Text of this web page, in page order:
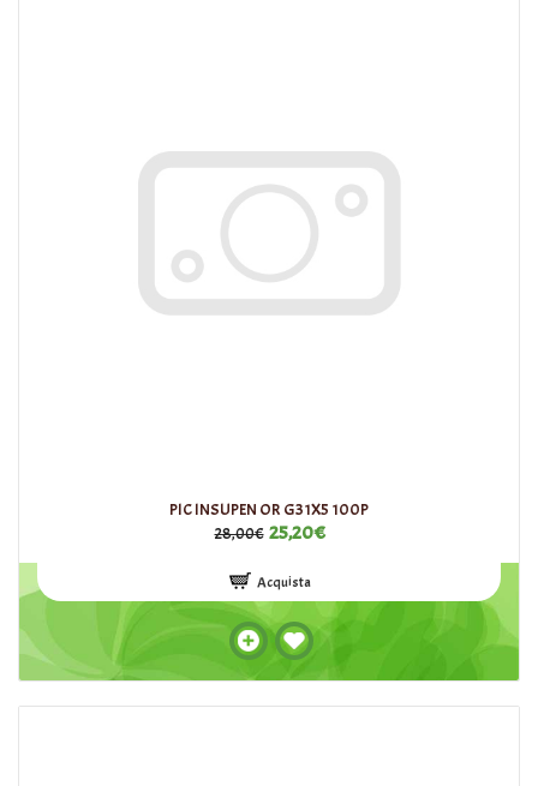
PIC INSUPEN OR G31X5 100P
28,00€ 25,20€
Acquista